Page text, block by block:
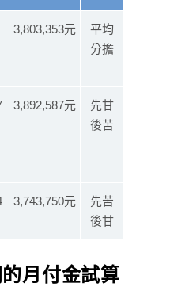
3,803,353元
平均
分擔
3,892,587元
先甘
後苦
3,743,750元
先苦
後甘
月付金試算